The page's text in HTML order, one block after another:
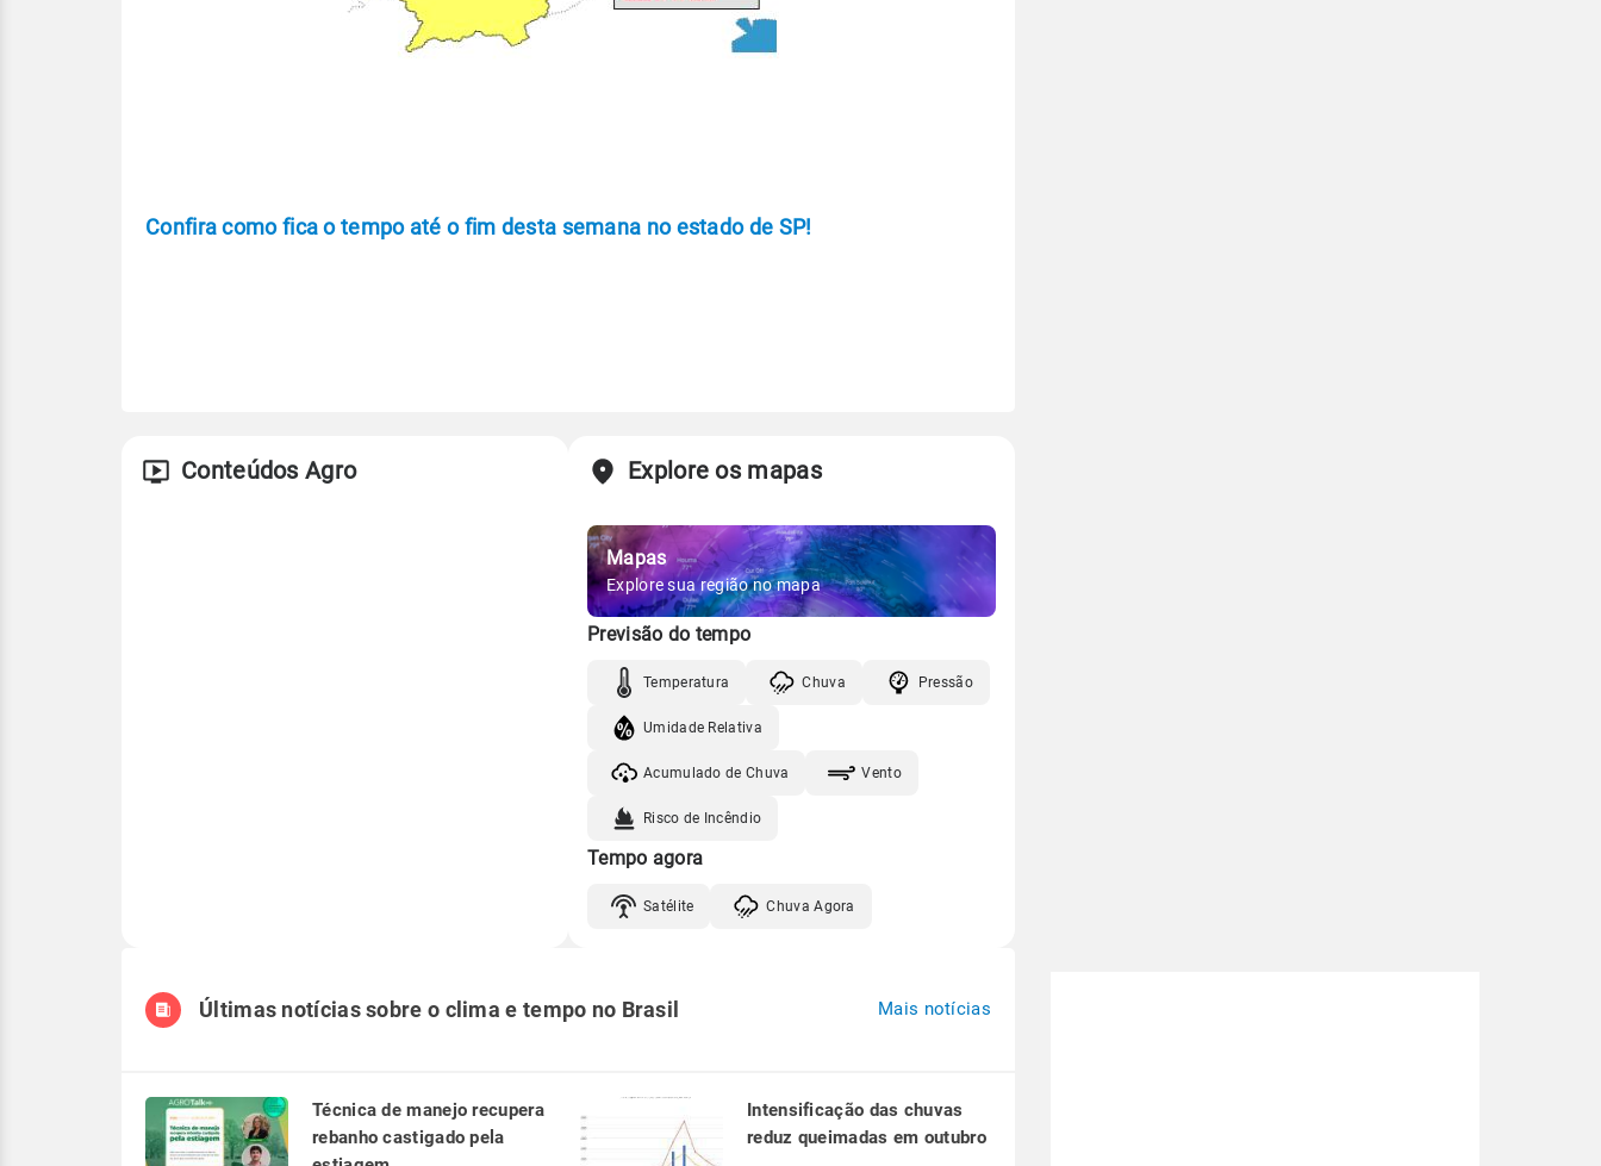
Confira como fica o tempo até o fim desta semana no estado de SP!
Conteúdos Agro Explore os mapas
Mapas
Explore sua região no mapa
Previsão do tempo
Temperatura Chuva Pressão
Umidade Relativa
Acumulado de Chuva Vento
Risco de Incêndio
Tempo agora
Satélite Chuva Agora
Últimas notícias sobre o clima e tempo no Brasil Mais notícias
Técnica de manejo recupera
rebanho castigado pela
Intensificação das chuvas
reduz queimadas em outubro